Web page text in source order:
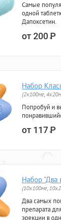
Самые
одной
Дапоксетин.
от 200Р
Набор
(2x100мг,
Попробуй и
от 117Р
Набор "Два
(10x100мг,
Два самых
препарата
эрекции в